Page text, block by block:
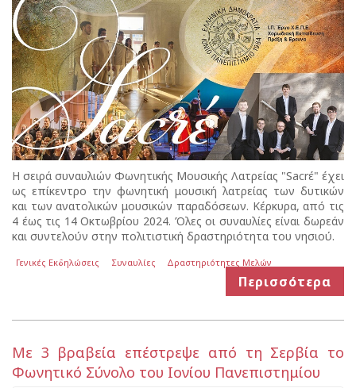
Η σειρά συναυλιών Φωνητικής Μουσικής Λατρείας "Sacrέ" έχει
ως επίκεντρο την φωνητική μουσική λατρείας των δυτικών
και των ανατολικών μουσικών παραδόσεων. Κέρκυρα, από τις
4 έως τις 14 Οκτωβρίου 2024. Όλες οι συναυλίες είναι δωρεάν
και συντελούν στην πολιτιστική δραστηριότητα του νησιού.
Γενικές Εκδηλώσεις Συναυλίες Δραστηριότητες Μελών
Περισσότερα
Με 3 βραβεία επέστρεψε από τη Σερβία το
Φωνητικό Σύνολο του Ιονίου Πανεπιστημίου